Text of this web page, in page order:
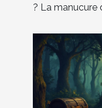
? La manucure